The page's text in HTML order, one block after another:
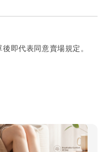
即代表同意賣場規定。